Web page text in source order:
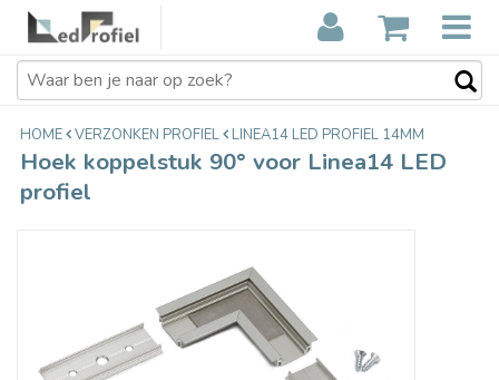
Hoek koppelstuk 90° voor Linea14
LED profiel
€12,85
HOME VERZONKEN PROFIEL LINEA14 LED PROFIEL 14MM
Hoek koppelstuk 90° voor Linea14 LED
profiel